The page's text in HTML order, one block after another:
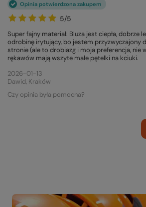
5/5
Opinia potwierdzona zakupem
Super fajny materiał. Bluza jest ciepła, dobrze
odrobinę irytujący, bo jestem przyzwyczajony
stronie (ale to drobiazg i moja preferencja, nie
rękawów mają wszyte małe pętelki na kciuki.
2026-01-13
Dawid, Kraków
Czy opinia była pomocna?